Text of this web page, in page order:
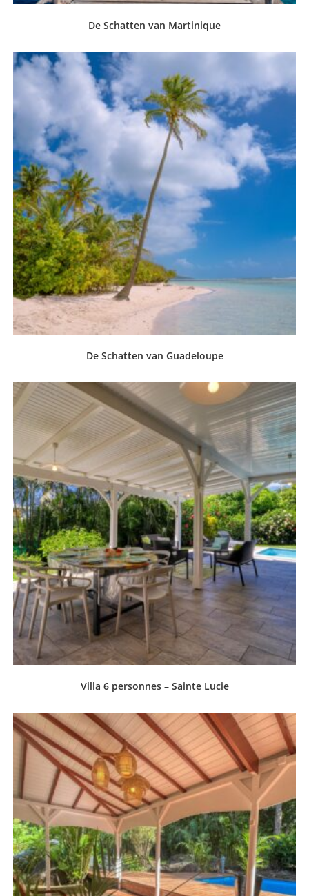
De Schatten van Martinique
De Schatten van Guadeloupe
Villa 6 personnes – Sainte Lucie